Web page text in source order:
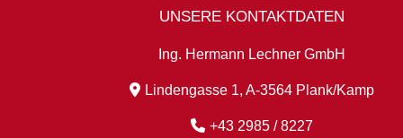
UNSERE KONTAKTDATEN
Ing. Hermann Lechner GmbH
Lindengasse 1, A-3564 Plank/Kamp
+43 2985 / 8227